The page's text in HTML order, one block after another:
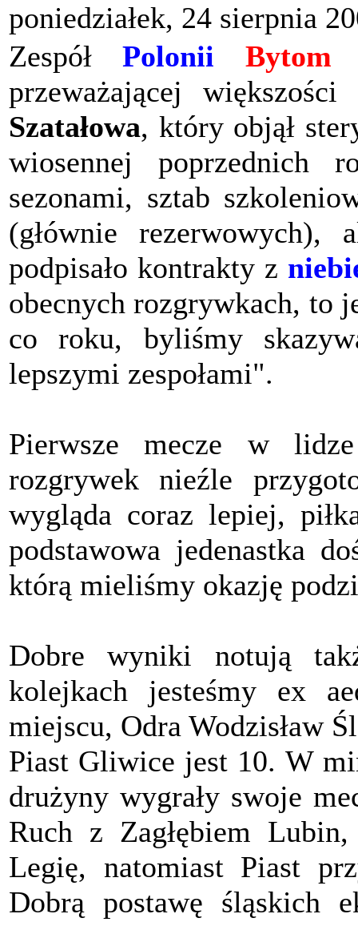
poniedziałek, 24 sierpnia
ZespółPolonii Bytom
przeważającej
Szatałowa, który objął
wiosennej poprzednich
sezonami, sztab
(głównie
podpisało kontrakty z
obecnych rozgrywkach, to
co roku, byliśmy
lepszymi zespołami".
Pierwsze mecze w
rozgrywek nieźle
wygląda coraz lepiej,
podstawowa jedenastka
którą mieliśmy okazję
Dobre wyniki notują
kolejkach jesteśmy ex
miejscu, Odra Wodzisław
Piast Gliwice jest 10. W
drużyny wygrały swoje
Ruch z Zagłębiem Lubin,
Legię, natomiast Piast
Dobrą postawę śląskich